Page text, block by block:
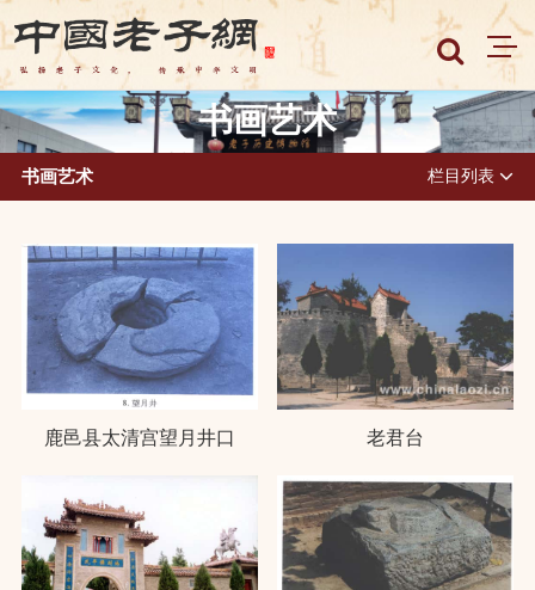
书画艺术
书画艺术 栏目列表
鹿邑县太清宫望月井口 老君台